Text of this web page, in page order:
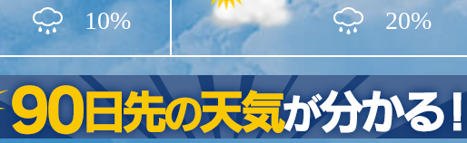
10%
20%